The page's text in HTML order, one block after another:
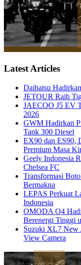
Latest Articles
Daihatsu
JETOUR Raih
JAECOO J5 EV
2026
GWM Hadirkan
Tank 300 Diesel
EX90 dan ES90,
Premium Masa
Geely Indonesia
Chelsea FC
Transformasi
Bermakna
LEPAS Perkuat
Indonesia
OMODA O4
Berenergi Tinggi
Suzuki XL7 New
View Camera